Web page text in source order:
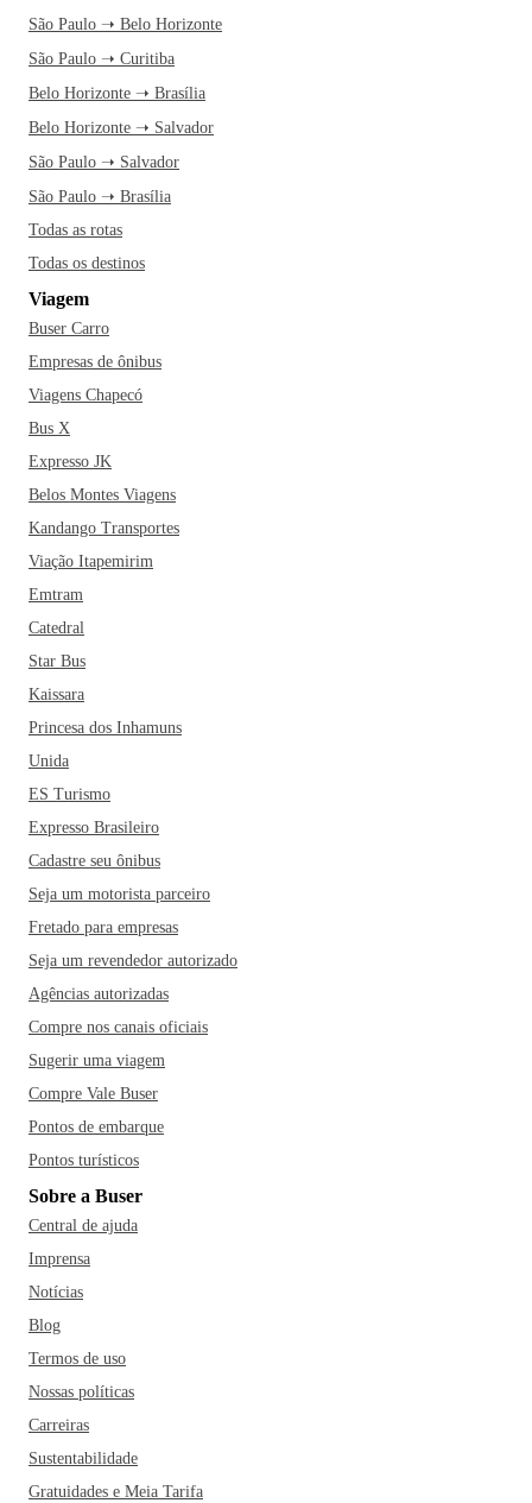
São Paulo ➝ Belo Horizonte
São Paulo ➝ Curitiba
Belo Horizonte ➝ Brasília
Belo Horizonte ➝ Salvador
São Paulo ➝ Salvador
São Paulo ➝ Brasília
Todas as rotas
Todas os destinos
Viagem
Buser Carro
Empresas de ônibus
Viagens Chapecó
Bus X
Expresso JK
Belos Montes Viagens
Kandango Transportes
Viação Itapemirim
Emtram
Catedral
Star Bus
Kaissara
Princesa dos Inhamuns
Unida
ES Turismo
Expresso Brasileiro
Cadastre seu ônibus
Seja um motorista parceiro
Fretado para empresas
Seja um revendedor autorizado
Agências autorizadas
Compre nos canais oficiais
Sugerir uma viagem
Compre Vale Buser
Pontos de embarque
Pontos turísticos
Sobre a Buser
Central de ajuda
Imprensa
Notícias
Blog
Termos de uso
Nossas políticas
Carreiras
Sustentabilidade
Gratuidades e Meia Tarifa